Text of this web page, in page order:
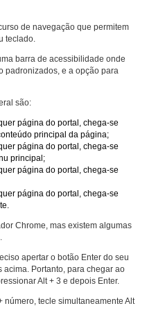
de navegação que permitem
teclado.
barra de acessibilidade onde
padronizados, e a opção para
são:
página do portal, chega-se
principal da página;
página do portal, chega-se
principal;
página do portal, chega-se
página do portal, chega-se
Chrome, mas existem algumas
apertar o botão Enter do seu
Portanto, para chegar ao
Alt + 3 e depois Enter.
número, tecle simultaneamente Alt